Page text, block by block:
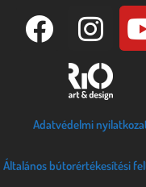
Adatvédelmi
Általános bútorértékesítési